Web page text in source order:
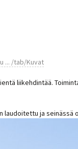
... /tab/Kuvat
liikehdintää.
ja seinässä